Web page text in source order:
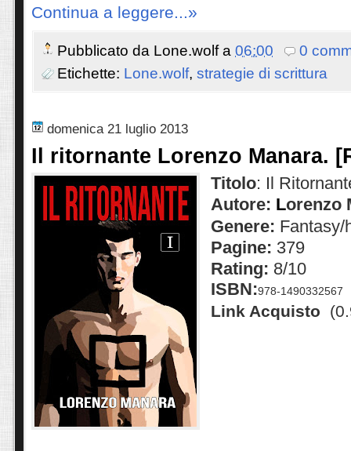
Continua a leggere...»
Pubblicato da Lone.wolf a 06:00
0
Etichette: Lone.wolf, strategie di scrittura
domenica 21 luglio 2013
Il ritornante Lorenzo Manara.
Titolo: Il
Autore: Lorenzo
Genere: Fantasy/
Pagine: 379
Rating: 8/10
ISBN:978-1490332567
Link Acquisto